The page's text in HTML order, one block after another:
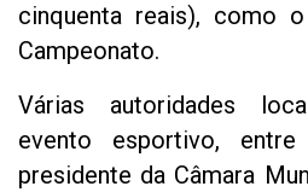
cinquenta reais), como
Campeonato.
Várias autoridades
evento esportivo,
presidente da Câmara